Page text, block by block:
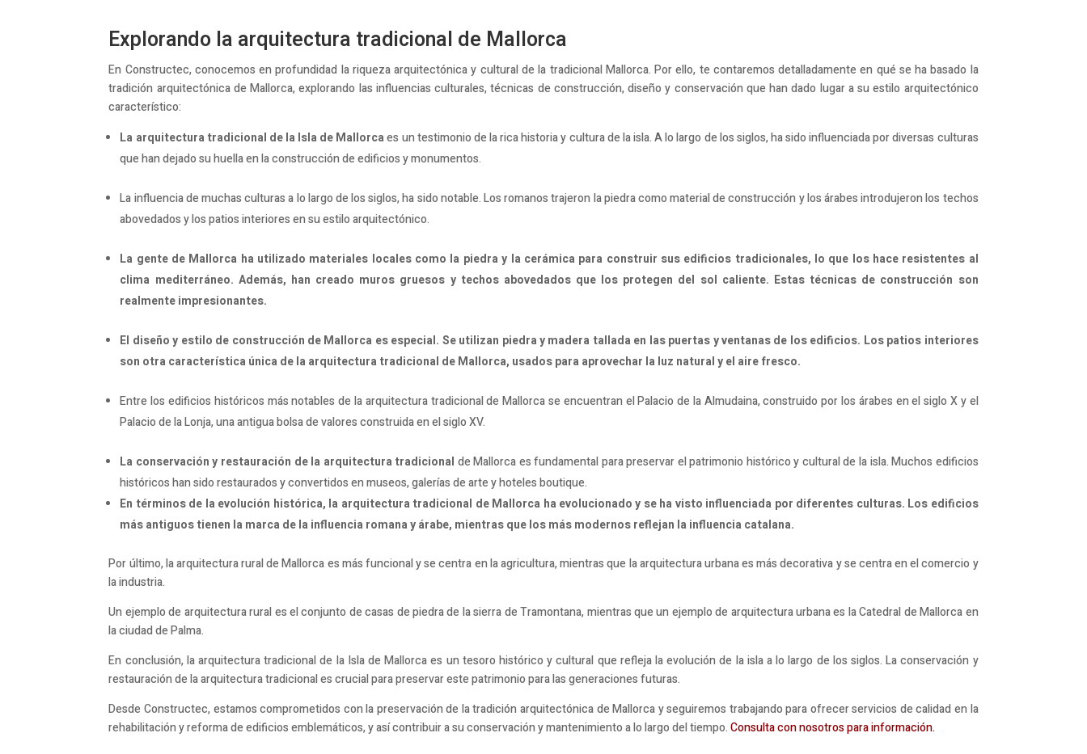
Explorando la arquitectura tradicional de Mallorca
En Constructec, conocemos en profundidad la riqueza arquitectónica y cultural de la tradicional Mallorca. Por ello, te contaremos detalladamente en qué se ha basado la
tradición arquitectónica de Mallorca, explorando las influencias culturales, técnicas de construcción, diseño y conservación que han dado lugar a su estilo arquitectónico
característico:
La arquitectura tradicional de la Isla de Mallorcaes un testimonio de la rica historia y cultura de la isla. A lo largo de los siglos, ha sido influenciada por diversas culturas
que han dejado su huella en la construcción de edificios y monumentos.
La influencia de muchas culturas a lo largo de los siglos, ha sido notable. Los romanos trajeron la piedra como material de construcción y los árabes introdujeron los techos
abovedados y los patios interiores en su estilo arquitectónico.
La gente de Mallorca ha utilizado materiales locales como la piedra y la cerámica para construir sus edificios tradicionales, lo que los hace resistentes al
clima mediterráneo. Además, han creado muros gruesos y techos abovedados que los protegen del sol caliente. Estas técnicas de construcción son
realmente impresionantes.
El diseño y estilo de construcción de Mallorca es especial. Se utilizan piedra y madera tallada en las puertas y ventanas de los edificios. Los patios interiores
son otra característica única de la arquitectura tradicional de Mallorca, usados para aprovechar la luz natural y el aire fresco.
Entre los edificios históricos más notables de la arquitectura tradicional de Mallorca se encuentran el Palacio de la Almudaina, construido por los árabes en el siglo X y el
Palacio de la Lonja, una antigua bolsa de valores construida en el siglo XV.
La conservación y restauración de la arquitectura tradicional de Mallorca es fundamental para preservar el patrimonio histórico y cultural de la isla. Muchos edificios
históricos han sido restaurados y convertidos en museos, galerías de arte y hoteles boutique.
En términos de la evolución histórica, la arquitectura tradicional de Mallorca ha evolucionado y se ha visto influenciada por diferentes culturas. Los edificios
más antiguos tienen la marca de la influencia romana y árabe, mientras que los más modernos reflejan la influencia catalana.
Por último, la arquitectura rural de Mallorca es más funcional y se centra en la agricultura, mientras que la arquitectura urbana es más decorativa y se centra en el comercio y
la industria.
Un ejemplo de arquitectura rural es el conjunto de casas de piedra de la sierra de Tramontana, mientras que un ejemplo de arquitectura urbana es la Catedral de Mallorca en
la ciudad de Palma.
En conclusión, la arquitectura tradicional de la Isla de Mallorca es un tesoro histórico y cultural que refleja la evolución de la isla a lo largo de los siglos. La conservación y
restauración de la arquitectura tradicional es crucial para preservar este patrimonio para las generaciones futuras.
Desde Constructec, estamos comprometidos con la preservación de la tradición arquitectónica de Mallorca y seguiremos trabajando para ofrecer servicios de calidad en la
rehabilitación y reforma de edificios emblemáticos, y así contribuir a su conservación y mantenimiento a lo largo del tiempo.Consulta con nosotros para información.